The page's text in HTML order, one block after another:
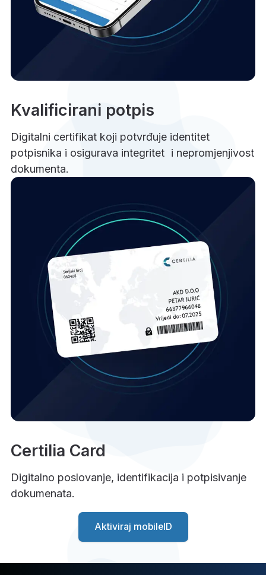
Kvalificirani potpis
Digitalni certifikat koji potvrđuje identitet
potpisnika i osigurava integritet i nepromjenjivost
dokumenta.
Certilia Card
Digitalno poslovanje, identifikacija i potpisivanje
dokumenata.
Aktiviraj mobileID